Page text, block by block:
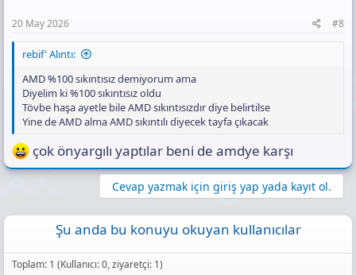
20 May 2026 #8
rebif' Alıntı:
AMD %100 sıkıntısız demiyorum ama
Diyelim ki %100 sıkıntısız oldu
Tövbe haşa ayetle bile AMD sıkıntısızdır diye belirtilse
Yine de AMD alma AMD sıkıntılı diyecek tayfa çıkacak
çok önyargılı yaptılar beni de amdye karşı
Cevap yazmak için giriş yap yada kayıt ol.
Şu anda bu konuyu okuyan kullanıcılar
Toplam: 1 (Kullanıcı: 0, ziyaretçi: 1)